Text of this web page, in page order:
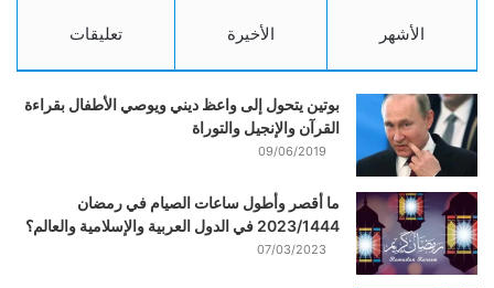
الأشهر الأخيرة تعليقات
بوتين يتحول إلى واعظ ديني ويوصي الأطفال بقراءة
القرآن والإنجيل والتوراة
09/06/2019
ما أقصر وأطول ساعات الصيام في رمضان
2023/1444 في الدول العربية والإسلامية والعالم؟
07/03/2023